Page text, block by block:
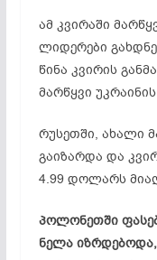
ამ კვირაში
ლიდერები
წინა კვირის
მარწყვი
რუსეთში, ახალი
გაიზარდა და
4.99 დოლარს
პოლონეთში
ნელა